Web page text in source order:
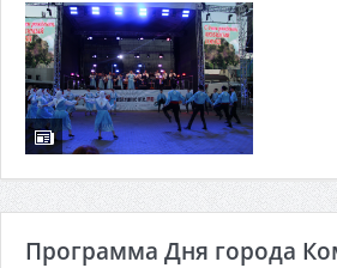
Программа Дня города